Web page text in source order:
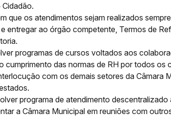
que os atendimentos sejam realizados
entregar ao órgão competente, Termos de
programas de cursos voltados aos
cumprimento das normas de RH por todos os
com os demais setores da Câmara
programa de atendimento descentralizado
a Câmara Municipal em reuniões com